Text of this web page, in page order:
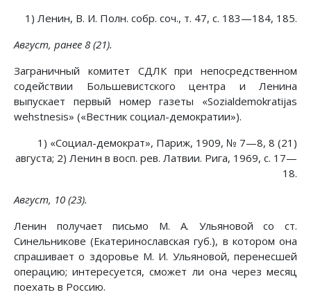
1) Ленин, В. И. Полн. собр. соч., т. 47, с. 183—184, 185.
Август, ранее 8 (21).
Заграничный комитет СДЛК при непосредственном
содействии Большевистского центра и Ленина
выпускает первый номер газеты «Sozialdemokratijas
wehstnesis» («Вестник социал-демократии»).
1) «Социал-демократ», Париж, 1909, № 7—8, 8 (21)
августа; 2) Ленин в восп. рев. Латвии. Рига, 1969, с. 17—
18.
Август, 10 (23).
Ленин получает письмо М. А. Ульяновой со ст.
Синельникове (Екатеринославская губ.), в котором она
спрашивает о здоровье М. И. Ульяновой, перенесшей
операцию; интересуется, сможет ли она через месяц
поехать в Россию.